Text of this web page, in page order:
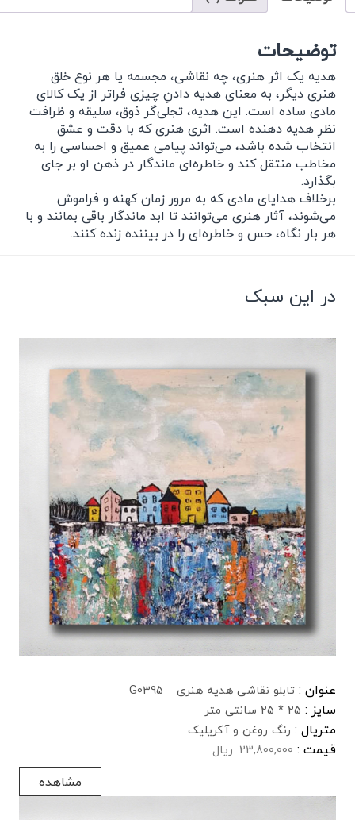
توضیحات
هدیه یک اثر هنری، چه نقاشی، مجسمه یا هر نوع خلق
هنری دیگر، به معنای هدیه دادنِ چیزی فراتر از یک کالای
مادی ساده است. این هدیه، تجلی‌گر ذوق، سلیقه و ظرافت
نظرِ هدیه دهنده است. اثری هنری که با دقت و عشق
انتخاب شده باشد، می‌تواند پیامی عمیق و احساسی را به
مخاطب منتقل کند و خاطره‌ای ماندگار در ذهن او بر جای
بگذارد.
برخلاف هدایای مادی که به مرور زمان کهنه و فراموش
می‌شوند، آثار هنری می‌توانند تا ابد ماندگار باقی بمانند و با
هر بار نگاه، حس و خاطره‌ای را در بیننده زنده کنند.
در این سبک
عنوان : تابلو نقاشی هدیه هنری – G0395
سایز : 25 * 25 سانتی متر
متریال : رنگ روغن و آکریلیک
قیمت : 23,800,000 ریال
مشاهده